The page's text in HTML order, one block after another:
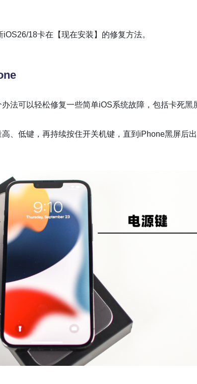
18卡在【现在安装】的修复方法。
法可以轻松修复一些简单iOS系统故障，包括卡死黑
、低键，再持续按住开关机键，直到iPhone黑屏后